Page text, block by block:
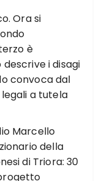
Ora si
è
i disagi
convoca dal
legali a tutela
Marcello
della
di Triora: 30